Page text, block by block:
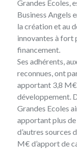
Grandes Ecoles ,
Business Angels
la création et au
innovantes à fort
financement.
Ses adhérents,
reconnues, ont
apportant 3,8
développement.
Grandes Ecoles
apportant plus
d’autres sources
M€ d’apport de